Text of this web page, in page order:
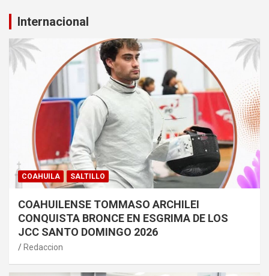
Internacional
COAHUILA SALTILLO
COAHUILENSE TOMMASO ARCHILEI
CONQUISTA BRONCE EN ESGRIMA DE LOS
JCC SANTO DOMINGO 2026
Redaccion